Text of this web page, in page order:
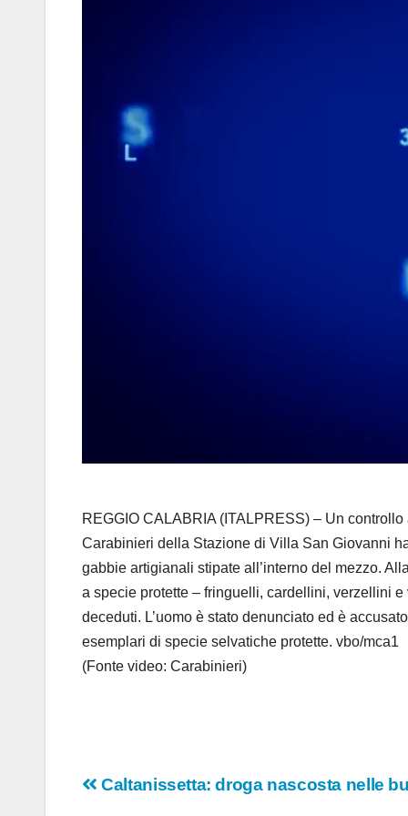
REGGIO CALABRIA (ITALPRESS) – Un
Carabinieri della Stazione di Villa San Giovanni
gabbie artigianali stipate all’interno del mezzo.
a specie protette – fringuelli, cardellini, verzellini
deceduti. L’uomo è stato denunciato ed è
esemplari di specie selvatiche protette. vbo/mca1
(Fonte video: Carabinieri)
Navigazione
Caltanissetta: droga nascosta nelle